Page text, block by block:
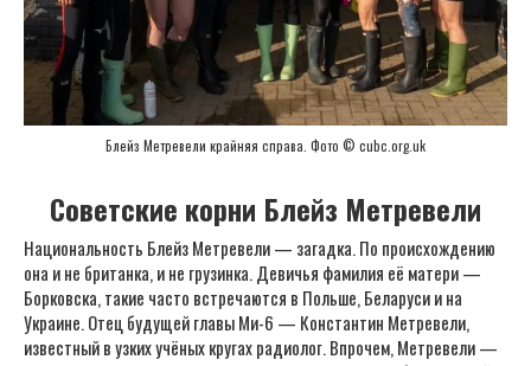
Блейз Метревели крайняя справа. Фото © cubc.org.uk
Советские корни Блейз Метревели
Национальность Блейз Метревели — загадка. По происхождению
она и не британка, и не грузинка. Девичья фамилия её матери —
Борковска, такие часто встречаются в Польше, Беларуси и на
Украине. Отец будущей главы Ми-6 — Константин Метревели,
известный в узких учёных кругах радиолог. Впрочем, Метревели —